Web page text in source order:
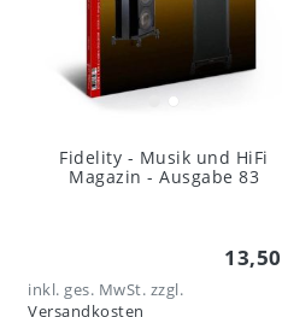
Fidelity - Musik und HiFi
Magazin - Ausgabe 83
inkl. ges. MwSt. zzgl.
Versandkosten